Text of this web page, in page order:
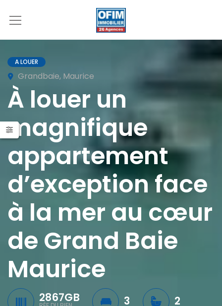
A LOUER
Grandbaie, Maurice
À louer un
magnifique
appartement
d’exception face
à la mer au cœur
de Grand Baie
Maurice
2867GB 3 2